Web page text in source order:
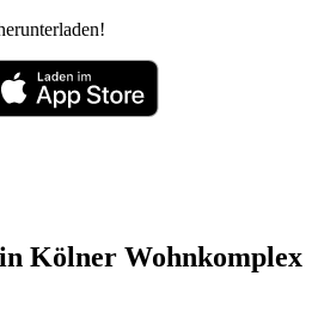
Kölner Wohnkomplex